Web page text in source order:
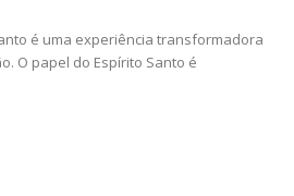
é uma experiência transformadora
O papel do Espírito Santo é